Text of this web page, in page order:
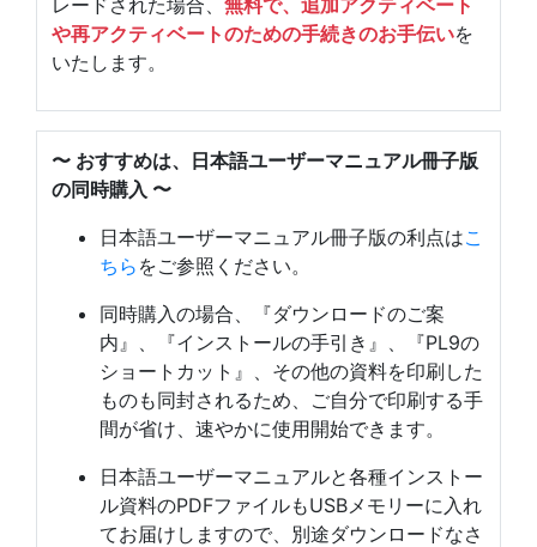
や再アクティベートのための手続きのお手伝いを
いたします。
〜 おすすめは、日本語ユーザーマニュアル冊子版
の同時購入 〜
日本語ユーザーマニュアル冊子版の利点はこ
ちら をご参照ください。
同時購入の場合、『ダウンロードのご案
内』、『インストールの手引き』、『PL9の
ショートカット』、その他の資料を印刷した
ものも同封されるため、ご自分で印刷する手
間が省け、速やかに使用開始できます。
日本語ユーザーマニュアルと各種インストー
ル資料のPDFファイルもUSBメモリーに入れ
てお届けしますので、別途ダウンロードなさ